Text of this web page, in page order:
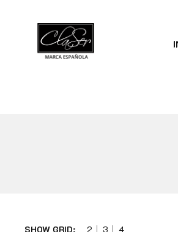
SHOW GRID: 2 3 4